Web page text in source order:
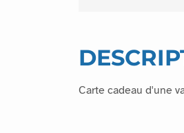
Carte cadeau d'une